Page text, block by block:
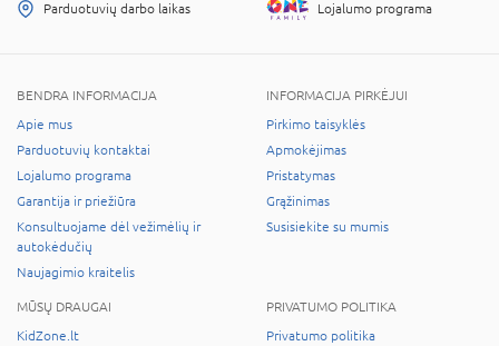
Parduotuvių darbo laikas Lojalumo programa
BENDRA INFORMACIJA
Apie mus
Parduotuvių kontaktai
Lojalumo programa
Garantija ir priežiūra
Konsultuojame dėl vežimėlių ir
autokėdučių
Naujagimio kraitelis
INFORMACIJA PIRKĖJUI
Pirkimo taisyklės
Apmokėjimas
Pristatymas
Grąžinimas
Susisiekite su mumis
MŪSŲ DRAUGAI
KidZone.lt
PRIVATUMO POLITIKA
Privatumo politika